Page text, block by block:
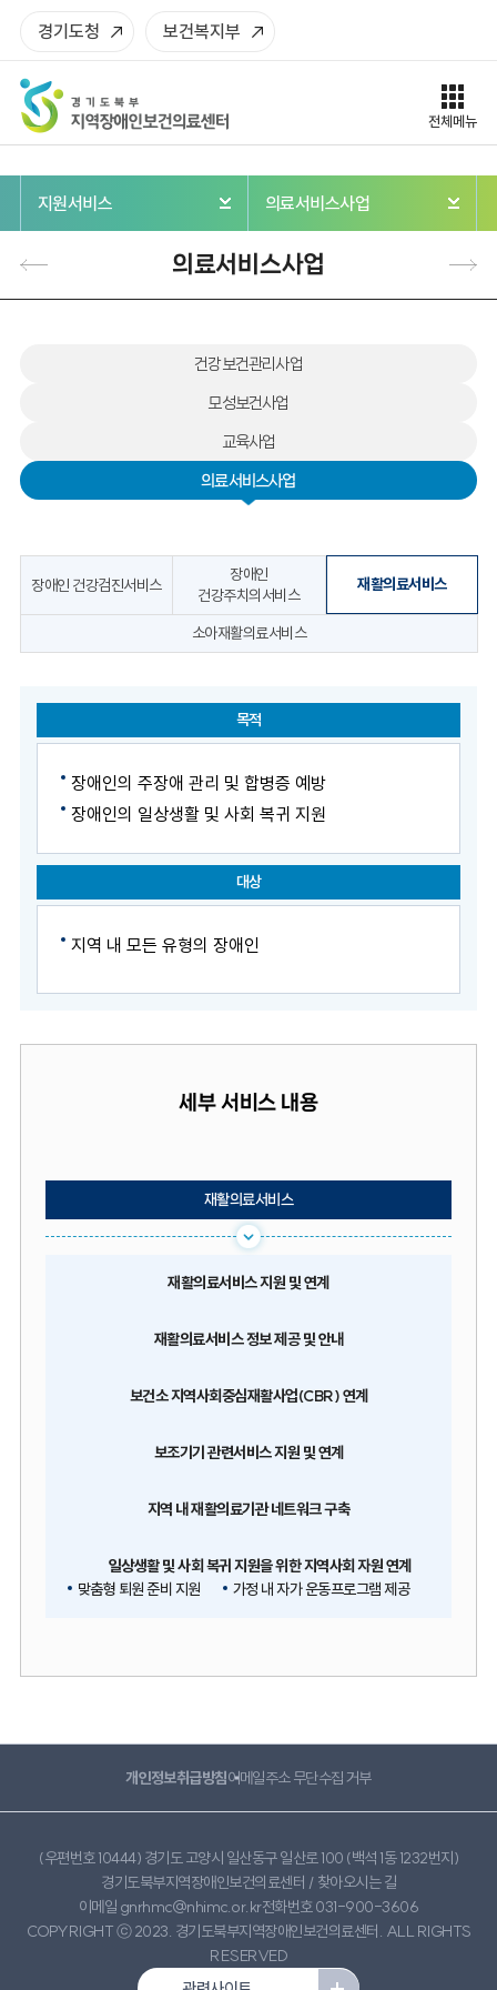
경기도청 보건복지부
전체메뉴
지원서비스 의료서비스사업
의료서비스사업
건강보건관리사업
모성보건사업
교육사업
의료서비스사업
장애인 건강검진서비스
장애인
건강주치의서비스
재활의료서비스
소아재활의료서비스
목적
장애인의 주장애 관리 및 합병증 예방
장애인의 일상생활 및 사회 복귀 지원
대상
지역 내 모든 유형의 장애인
세부 서비스 내용
재활의료서비스
재활의료서비스 지원 및 연계
재활의료서비스 정보 제공 및 안내
보건소 지역사회중심재활사업(CBR) 연계
보조기기 관련서비스 지원 및 연계
지역 내 재활의료기관 네트워크 구축
일상생활 및 사회 복귀 지원을 위한 지역사회 자원 연계
맞춤형 퇴원 준비 지원
가정 내 자가 운동프로그램 제공
개인정보취급방침이메일주소 무단수집 거부
(우편번호 10444) 경기도 고양시 일산동구 일산로 100 (백석 1동 1232번지)
경기도북부지역장애인보건의료센터 / 찾아오시는 길
이메일 gnrhmc@nhimc.or.kr전화번호 031-900-3606
COPYRIGHT ⓒ 2023. 경기도북부지역장애인보건의료센터. ALL RIGHTS
RESERVED